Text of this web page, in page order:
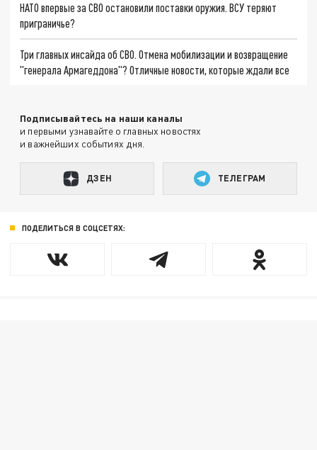
НАТО впервые за СВО остановили поставки оружия. ВСУ теряют
приграничье?
Три главных инсайда об СВО. Отмена мобилизации и возвращение
"генерала Армагеддона"? Отличные новости, которые ждали все
Подписывайтесь на наши каналы
и первыми узнавайте о главных новостях
и важнейших событиях дня.
ДЗЕН ТЕЛЕГРАМ
ПОДЕЛИТЬСЯ В СОЦСЕТЯХ: